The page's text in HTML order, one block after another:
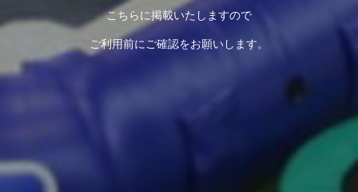
こちらに掲載いたしますので
ご利用前にご確認をお願いします。